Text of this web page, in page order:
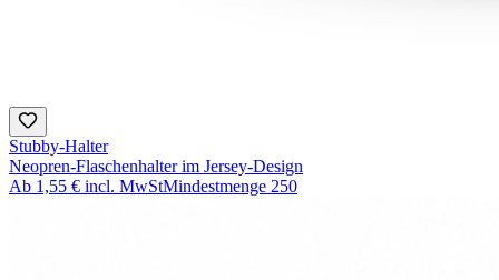
Stubby-Halter
Neopren-Flaschenhalter im Jersey-Design
Ab 1,55 € incl. MwStMindestmenge 250